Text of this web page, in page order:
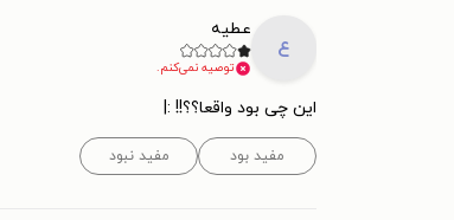
ع
عطیه
توصیه نمی‌کنم.
این چی بود واقعا؟؟!! :|
مفید بود مفید نبود